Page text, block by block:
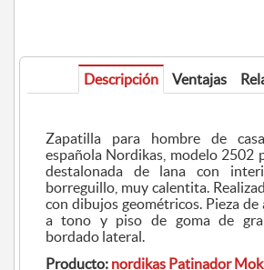
Descripción Ventajas
Zapatilla para hombre de
española Nordikas, modelo 2502 patinador moka,
destalonada de lana con
borreguillo, muy calentita. Realizada en tejido lana
con dibujos geométricos. Pieza de abajo en cerraje
a tono y piso de goma de gran
bordado lateral.
Producto: nordikas Patinador